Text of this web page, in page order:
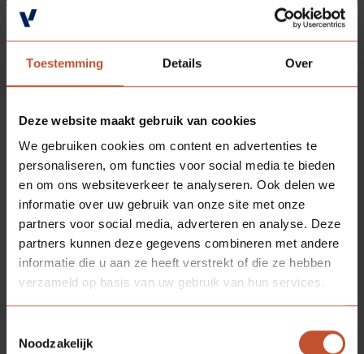
Toestemming Details Over
Deze website maakt gebruik van cookies
We gebruiken cookies om content en advertenties te
personaliseren, om functies voor social media te bieden
en om ons websiteverkeer te analyseren. Ook delen we
informatie over uw gebruik van onze site met onze
partners voor social media, adverteren en analyse. Deze
partners kunnen deze gegevens combineren met andere
informatie die u aan ze heeft verstrekt of die ze hebben
verzameld op basis van uw gebruik van hun services.
Noodzakelijk
Klembeugel
Bekijk alle modellen